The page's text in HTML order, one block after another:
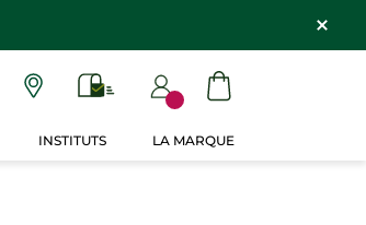
INSTITUTS LA MARQUE